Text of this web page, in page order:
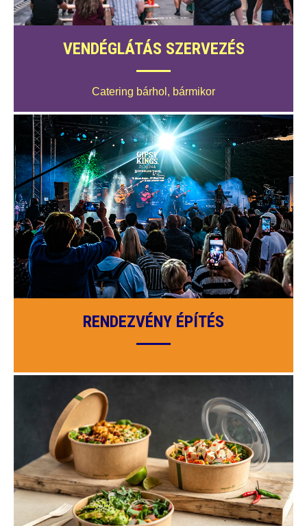
VENDÉGLÁTÁS SZERVEZÉS
Catering bárhol, bármikor
RENDEZVÉNY ÉPÍTÉS